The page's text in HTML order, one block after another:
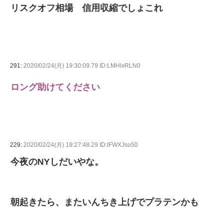
リスクオフ相場 信用収縮でしょこれ
291: 2020/02/24(月) 19:30:09.79 ID:LMHlxRLN0
ロング助けてください
229: 2020/02/24(月) 19:27:48.29 ID:lFWXJso50
今夜のNYしだいやな。
朝起きたら、またいんちき上げでプラテンかも